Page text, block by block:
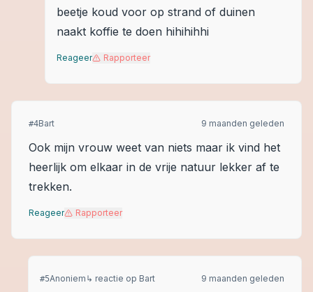
beetje koud voor op strand of duinen
naakt koffie te doen hihihihhi
Reageer Rapporteer
#4Bart 9 maanden geleden
Ook mijn vrouw weet van niets maar ik vind het
heerlijk om elkaar in de vrije natuur lekker af te
trekken.
Reageer Rapporteer
#5Anoniem ↳ reactie op Bart 9 maanden geleden